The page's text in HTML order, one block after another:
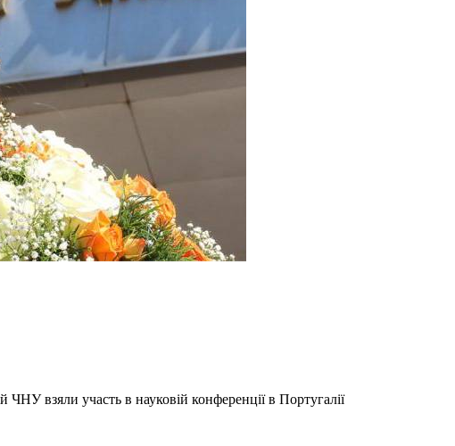
взяли участь в науковій конференції в Португалії